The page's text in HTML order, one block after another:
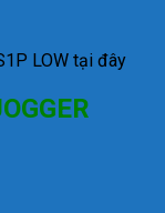
LOW tại đây